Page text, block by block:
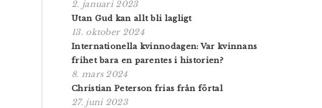
2. januari 2023
Utan Gud kan allt bli lagligt
13. oktober 2024
Internationella kvinnodagen: Var kvinnans
frihet bara en parentes i historien?
8. mars 2024
Christian Peterson frias från förtal
27. juni 2023